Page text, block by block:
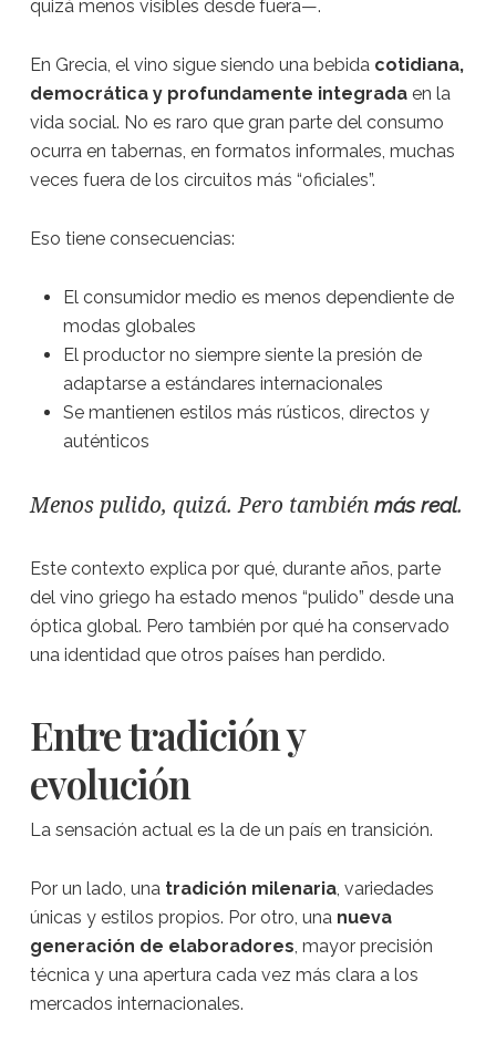
quizá menos visibles desde fuera—.
En Grecia, el vino sigue siendo una bebida cotidiana,
democrática y profundamente integradaen la
vida social. No es raro que gran parte del consumo
ocurra en tabernas, en formatos informales, muchas
veces fuera de los circuitos más “oficiales”.
Eso tiene consecuencias:
El consumidor medio es menos dependiente de
modas globales
El productor no siempre siente la presión de
adaptarse a estándares internacionales
Se mantienen estilos más rústicos, directos y
auténticos
Menos pulido, quizá. Pero también más real.
Este contexto explica por qué, durante años, parte
del vino griego ha estado menos “pulido” desde una
óptica global. Pero también por qué ha conservado
una identidad que otros países han perdido.
Entre tradición y
evolución
La sensación actual es la de un país en transición.
Por un lado, una tradición milenaria, variedades
únicas y estilos propios. Por otro, una nueva
generación de elaboradores, mayor precisión
técnica y una apertura cada vez más clara a los
mercados internacionales.